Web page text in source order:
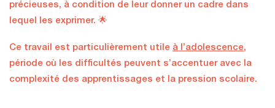
précieuses, à condition de leur donner un cadre dans
lequel les exprimer. 🌟
Ce travail est particulièrement utile à l’adolescence,
période où les difficultés peuvent s’accentuer avec la
complexité des apprentissages et la pression scolaire.